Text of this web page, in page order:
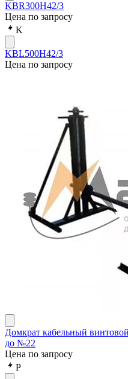
KBR300H42/3
Цена по запросу
K
KBL500H42/3
Цена по запросу
Домкрат кабельный
до №22
Цена по запросу
P